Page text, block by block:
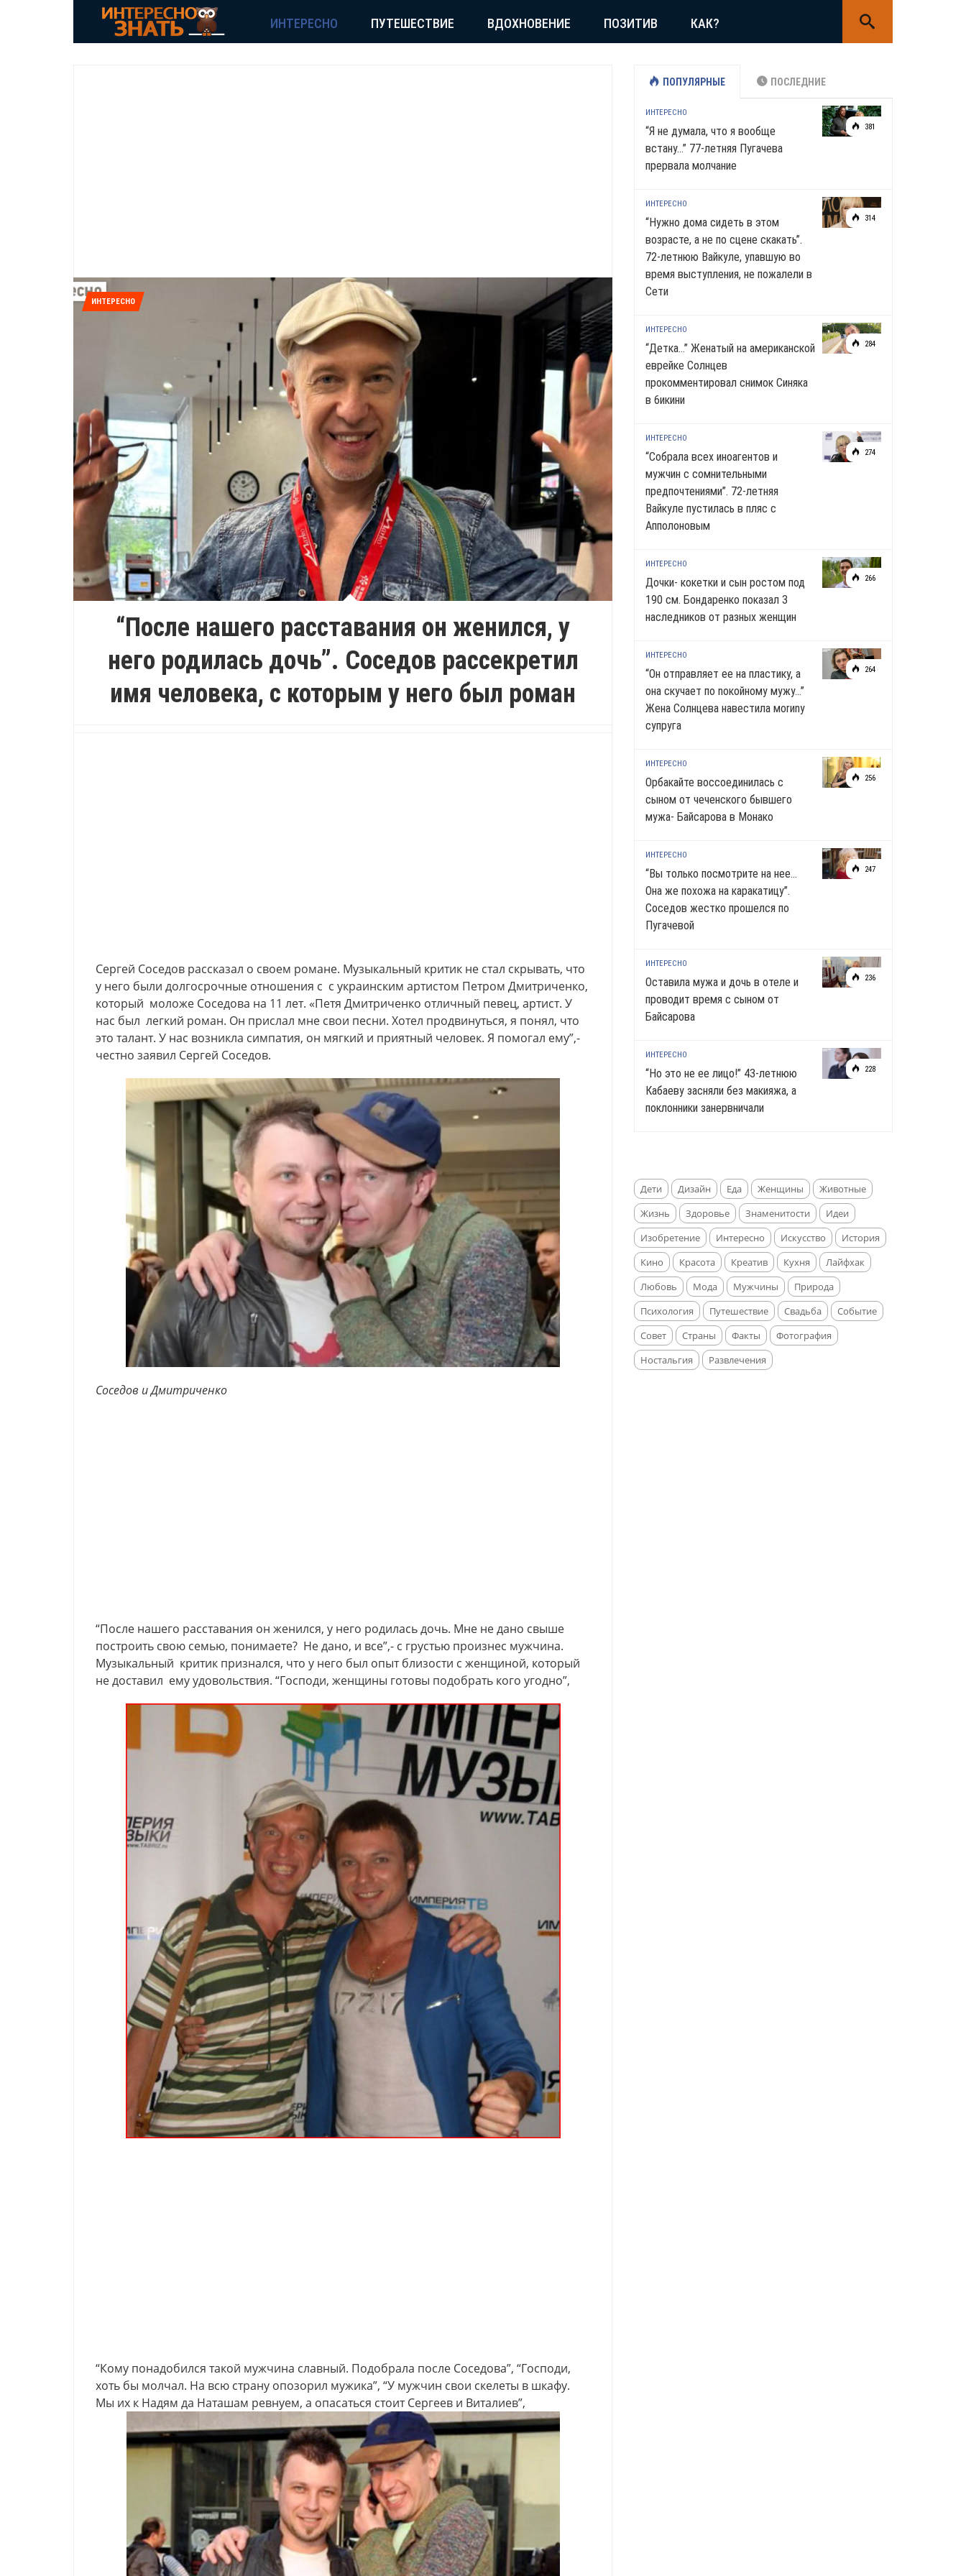
ИНТЕРЕСНО ПУТЕШЕСТВИЕ ВДОХНОВЕНИЕ ПОЗИТИВ КАК?
ИНТЕРЕСНО
“После нашего расставания он женился, у
него родилась дочь”. Соседов рассекретил
имя человека, с которым у него был роман
Сергей Соседов рассказал о своем романе. Музыкальный критик не стал скрывать, что
у него были долгосрочные отношения с с украинским артистом Петром Дмитриченко,
который моложе Соседова на 11 лет. «Петя Дмитриченко отличный певец, артист. У
нас был легкий роман. Он прислал мне свои песни. Хотел продвинуться, я понял, что
это талант. У нас возникла симпатия, он мягкий и приятный человек. Я помогал ему”,-
честно заявил Сергей Соседов.
Соседов и Дмитриченко
“После нашего расставания он женился, у него родилась дочь. Мне не дано свыше
построить свою семью, понимаете? Не дано, и все”,- с грустью произнес мужчина.
Музыкальный критик признался, что у него был опыт близости с женщиной, который
не доставил ему удовольствия. “Господи, женщины готовы подобрать кого угодно”,
“Кому понадобился такой мужчина славный. Подобрала после Соседова”, “Господи,
хоть бы молчал. На всю страну опозорил мужика”, “У мужчин свои скелеты в шкафу.
Мы их к Надям да Наташам ревнуем, а опасаться стоит Сергеев и Виталиев”,
ПОПУЛЯРНЫЕ ПОСЛЕДНИЕ
381
ИНТЕРЕСНО
“Я не думала, что я вообще
встану…” 77-летняя Пугачева
прервала молчание
314
ИНТЕРЕСНО
“Нужно дома сидеть в этом
возрасте, а не по сцене скакать”.
72-летнюю Вайкуле, упавшую во
время выступления, не пожалели в
Сети
284
ИНТЕРЕСНО
“Детка…” Женатый на американской
еврейке Солнцев
прокомментировал снимок Синяка
в 6икини
274
ИНТЕРЕСНО
“Собрала всех иноагентов и
мужчин с сомнительными
предпочтениями”. 72-летняя
Вайкуле пустилась в пляс с
Апполоновым
266
ИНТЕРЕСНО
Дочки- кокетки и сын ростом под
190 см. Бондаренко показал 3
наследников от разных женщин
264
ИНТЕРЕСНО
“Он отправляет ее на пластику, а
она скучает по noкoйномy мужу…”
Жена Солнцева навестила моrиnу
супруга
256
ИНТЕРЕСНО
Орбакайте воссоединилась с
сыном от чеченского бывшего
мужа- Байсарова в Монако
247
ИНТЕРЕСНО
“Вы только посмотрите на нее…
Она же похожа на каракатицу”.
Соседов жестко прошелся по
Пугачевой
236
ИНТЕРЕСНО
Оставила мужа и дочь в отеле и
проводит время с сыном от
Байсарова
228
ИНТЕРЕСНО
“Но это не ее лицо!” 43-летнюю
Кабаеву засняли без макияжа, а
поклонники занервничали
Дети Дизайн Еда Женщины
Животные
Жизнь
Здоровье Знаменитости
Идеи
Изобретение
Интересно Искусство
История
Кино
Красота Креатив Кухня
Лайфхак
Любовь
Мода Мужчины
Природа
Психология
Путешествие Свадьба
Событие
Совет
Страны Факты
Фотография
Ностальгия
Развлечения